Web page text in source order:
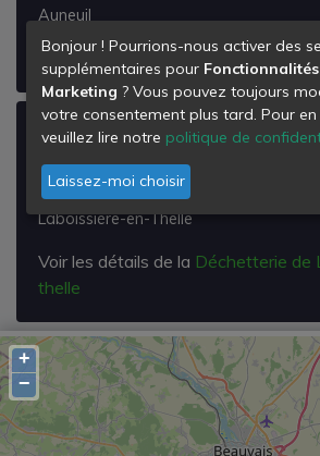
Auneuil
Voir les détails de laDéchetterie de
Déchetterie de Laboissière-
Lieu Dit la Roquette
60570
Laboissière-en-Thelle
Voir les détails de la Déchetterie de
thelle
+
−
Bonjour ! Pourrions-nous activer des
supplémentaires pour
Marketing ? Vous pouvez toujours
votre consentement plus tard. Pour en
veuillez lire notre politique de
Laissez-moi choisir